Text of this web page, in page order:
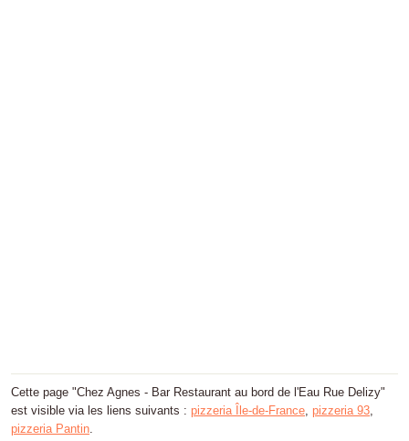
Cette page "Chez Agnes - Bar Restaurant au bord de l'Eau Rue Delizy"
est visible via les liens suivants : pizzeria Île-de-France, pizzeria 93,
pizzeria Pantin.